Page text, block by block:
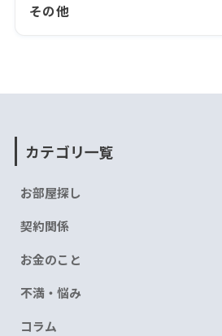
その他
カテゴリ一覧
お部屋探し
契約関係
お金のこと
不満・悩み
コラム